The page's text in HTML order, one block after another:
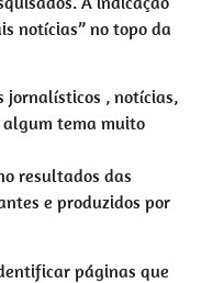
notícias” no topo da
jornalísticos , notícias,
algum tema muito
resultados das
e produzidos por
páginas que